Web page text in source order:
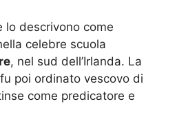
lo descrivono come
celebre scuola
, nel sud dell’Irlanda. La
poi ordinato vescovo di
come predicatore e